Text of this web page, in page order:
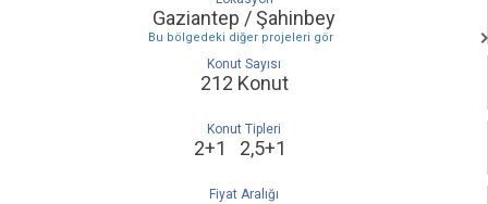
Gaziantep / Şahinbey
Bu bölgedeki diğer projeleri gör
Konut Sayısı
212 Konut
Konut Tipleri
2+1 2,5+1
Fiyat Aralığı